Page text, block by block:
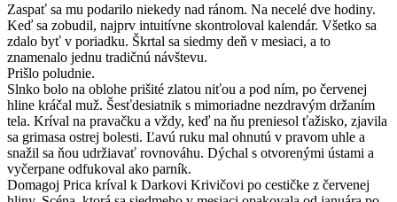
Zaspať sa mu podarilo niekedy nad ránom. Na necelé dve hodiny.
Keď sa zobudil, najprv intuitívne skontroloval kalendár. Všetko sa
zdalo byť v poriadku. Škrtal sa siedmy deň v mesiaci, a to
znamenalo jednu tradičnú návštevu.
Prišlo poludnie.
Slnko bolo na oblohe prišité zlatou niťou a pod ním, po červenej
hline kráčal muž. Šesťdesiatnik s mimoriadne nezdravým držaním
tela. Kríval na pravačku a vždy, keď na ňu preniesol ťažisko, zjavila
sa grimasa ostrej bolesti. Ľavú ruku mal ohnutú v pravom uhle a
snažil sa ňou udržiavať rovnováhu. Dýchal s otvorenými ústami a
vyčerpane odfukoval ako parník.
Domagoj Prica kríval k Darkovi Krivičovi po cestičke z červenej